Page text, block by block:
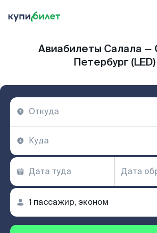
Авиабилеты Салала —
Петербург (LED)